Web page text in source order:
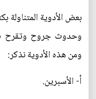
بعض الأدوية المتناولة
وحدوث جروح وتقرح
ومن هذه الأدوية نذكر:
أ- الأسبرين.